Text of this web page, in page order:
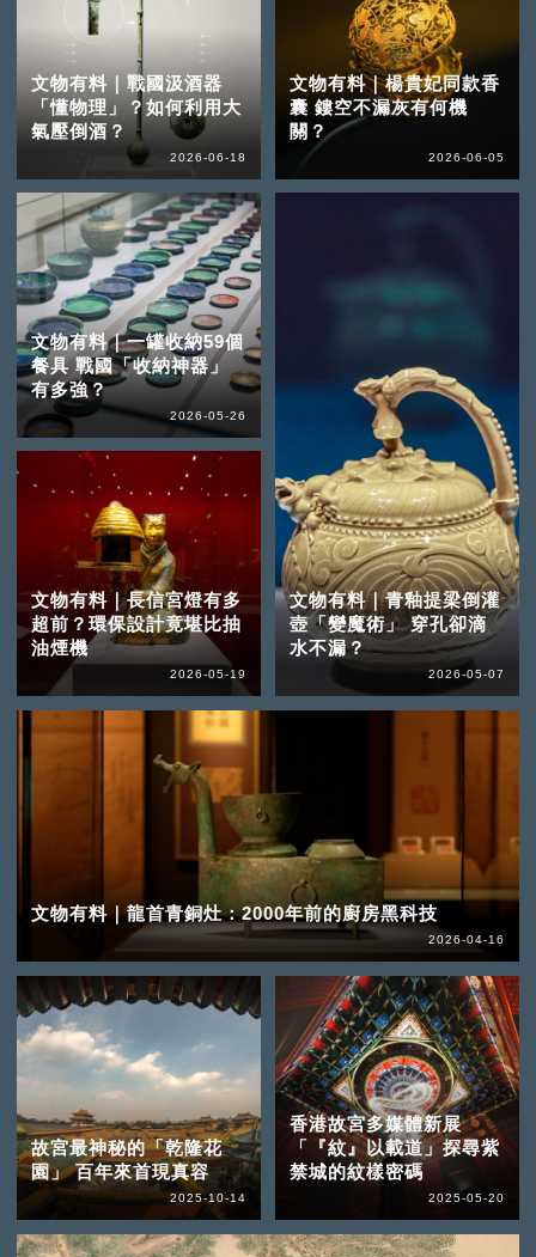
文物有料｜戰國汲酒器
「懂物理」？如何利用大
氣壓倒酒？
2026-06-18
文物有料｜楊貴妃同款香
囊 鏤空不漏灰有何機
關？
2026-06-05
文物有料｜一罐收納59個
餐具 戰國「收納神器」
有多強？
2026-05-26
文物有料｜長信宮燈有多
超前？環保設計竟堪比抽
油煙機
2026-05-19
文物有料｜青釉提梁倒灌
壺「變魔術」 穿孔卻滴
水不漏？
2026-05-07
文物有料｜龍首青銅灶：2000年前的廚房黑科技
2026-04-16
故宮最神秘的「乾隆花
園」 百年來首現真容
2025-10-14
香港故宮多媒體新展
「『紋』以載道」探尋紫
禁城的紋樣密碼
2025-05-20